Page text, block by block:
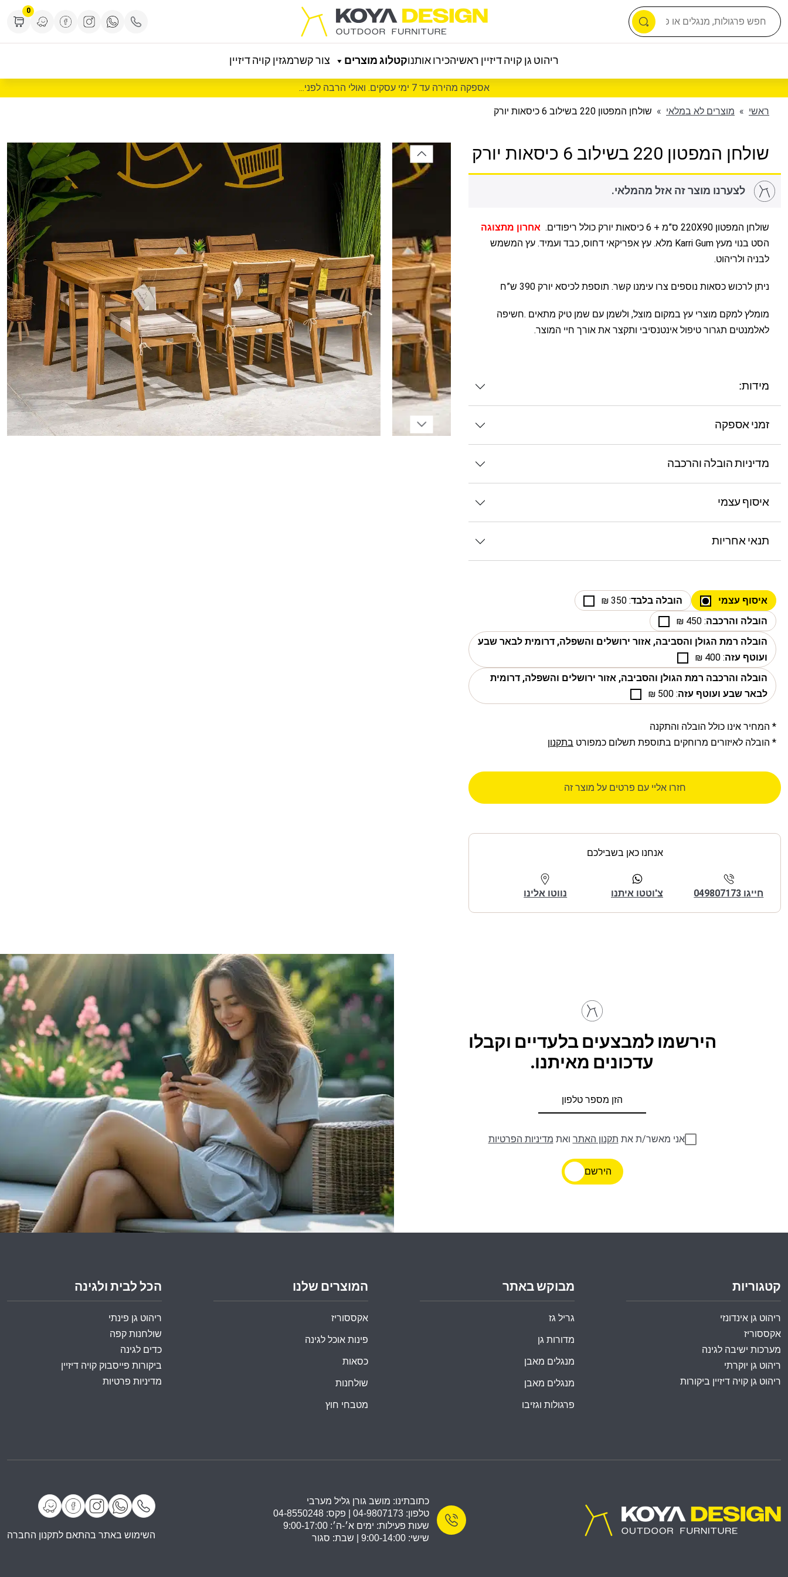
0
ריהוט גן קויה דיזיין ראשיהכירו אותנוקטלוג מוצרים צור קשרמגזין קויה דיזיין
אספקה מהירה עד 7 ימי עסקים. ואולי הרבה לפני...
ראשי » מוצרים לא במלאי » שולחן המפטון 220 בשילוב 6 כיסאות יורק
שולחן המפטון 220 בשילוב 6 כיסאות יורק
לצערנו מוצר זה אזל מהמלאי.
שולחן המפטון 220X90 ס”מ + 6 כיסאות יורק כולל ריפודים.
אחרון מתצוגה
הסט בנוי מעץ Karri Gum מלא. עץ אפריקאי דחוס, כבד ועמיד. עץ המשמש
לבניה ולריהוט.
ניתן לרכוש כסאות נוספים צרו עימנו קשר. תוספת לכיסא יורק 390 ש”ח
מומלץ למקם מוצרי עץ במקום מוצל, ולשמן עם שמן טיק מתאים .חשיפה
לאלמנטים תגרור טיפול אינטנסיבי ותקצר את אורך חיי המוצר.
מידות:
זמני אספקה
מדיניות הובלה והרכבה
איסוף עצמי
תנאי אחריות
איסוף עצמי הובלה בלבד: 350 ₪
הובלה והרכבה: 450 ₪
הובלה רמת הגולן והסביבה, אזור ירושלים והשפלה, דרומית לבאר שבע
ועוטף עזה: 400 ₪
הובלה והרכבה רמת הגולן והסביבה, אזור ירושלים והשפלה, דרומית
לבאר שבע ועוטף עזה: 500 ₪
* המחיר אינו כולל הובלה והתקנה
* הובלה לאיזורים מרוחקים בתוספת תשלום כמפורט בתקנון
חזרו אליי עם פרטים על מוצר זה
אנחנו כאן בשבילכם
חייגו 049807173 צ'וטטו איתנו נווטו אלינו
הירשמו למבצעים בלעדיים וקבלו
עדכונים מאיתנו.
אני מאשר/ת את תקנון האתר ואת מדיניות הפרטיות
הירשם
הכל לבית ולגינה
ריהוט גן פינתי
שולחנות קפה
כדים לגינה
ביקורות פייסבוק קויה דיזיין
מדיניות פרטיות
המוצרים שלנו
אקססוריז
פינות אוכל לגינה
כסאות
שולחנות
מטבחי חוץ
מבוקש באתר
גריל גז
מדורות גן
מנגלים מאבן
מנגלים מאבן
פרגולות וגזיבו
קטגוריות
ריהוט גן אינדונזי
אקססוריז
מערכות ישיבה לגינה
ריהוט גן יוקרתי
ריהוט גן קויה דיזיין ביקורות
כתובתינו: מושב גורן גליל מערבי
טלפון: 04-9807173 | פקס: 04-8550248
שעות פעילות: ימים א׳-ה׳: 9:00-17:00
שישי: 9:00-14:00 | שבת: סגור
השימוש באתר בהתאם לתקנון החברה